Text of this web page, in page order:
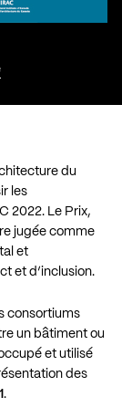
du
les
2022. Le Prix,
jugée comme
et
et d’inclusion.
consortiums
un bâtiment ou
et utilisé
des
.